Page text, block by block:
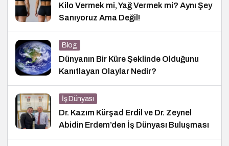
Kilo Vermek mi, Yağ Vermek mi? Aynı Şey
Sanıyoruz Ama Değil!
Blog
Dünyanın Bir Küre Şeklinde Olduğunu
Kanıtlayan Olaylar Nedir?
İş Dünyası
Dr. Kazım Kürşad Erdil ve Dr. Zeynel
Abidin Erdem’den İş Dünyası Buluşması